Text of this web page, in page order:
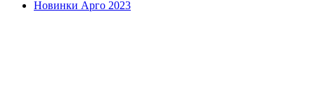
Новинки Арго 2023